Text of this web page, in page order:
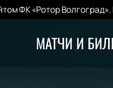
ФК «Ротор
МАТЧИ И